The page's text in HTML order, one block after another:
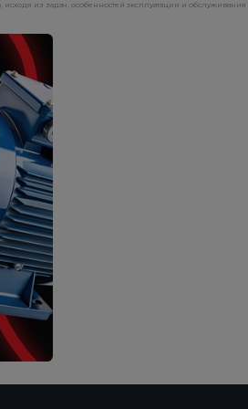
из задач, особенностей эксплуатации и обслуживания